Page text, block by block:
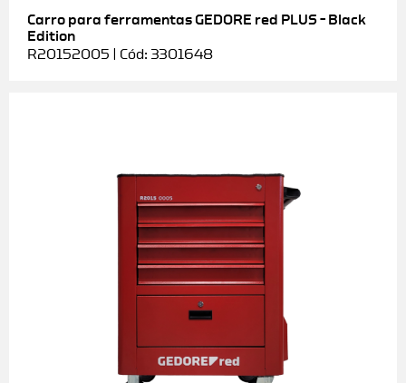
Carro para ferramentas GEDORE red PLUS – Black
Edition
R20152005 | Cód: 3301648